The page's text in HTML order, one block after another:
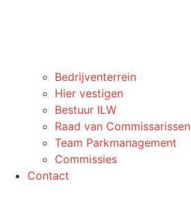
Bedrijventerrein
Hier vestigen
Bestuur ILW
Raad van Commissarissen
Team Parkmanagement
Commissies
Contact